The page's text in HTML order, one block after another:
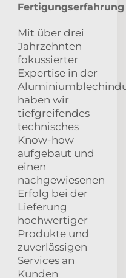
Fertigungserfahrung
Mit über drei
Jahrzehnten
fokussierter
Expertise in der
haben wir
tiefgreifendes
technisches
Know-how
aufgebaut und
einen
nachgewiesenen
Erfolg bei der
Lieferung
hochwertiger
Produkte und
zuverlässigen
Services an
Kunden